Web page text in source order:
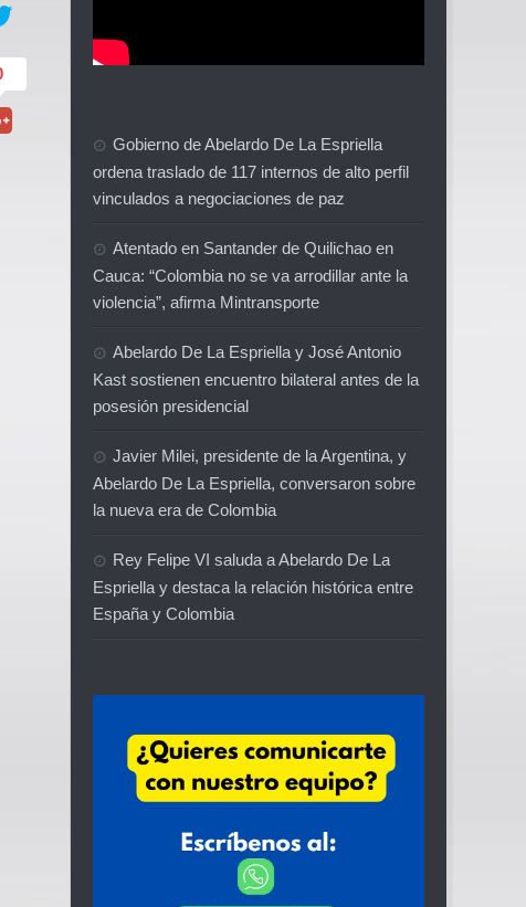
Gobierno de Abelardo De La Espriella
ordena traslado de 117 internos de alto perfil
vinculados a negociaciones de paz
Atentado en Santander de Quilichao en
Cauca: “Colombia no se va arrodillar ante la
violencia”, afirma Mintransporte
Abelardo De La Espriella y José Antonio
Kast sostienen encuentro bilateral antes de la
posesión presidencial
Javier Milei, presidente de la Argentina, y
Abelardo De La Espriella, conversaron sobre
la nueva era de Colombia
Rey Felipe VI saluda a Abelardo De La
Espriella y destaca la relación histórica entre
España y Colombia